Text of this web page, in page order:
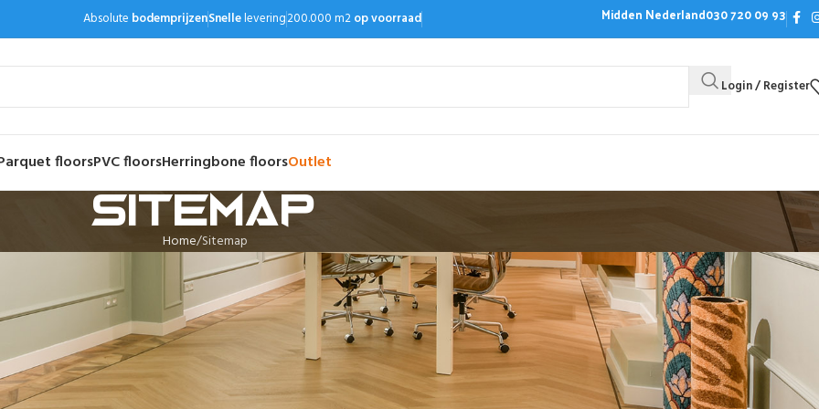
Absolute bodemprijzenSnellelevering200.000 m2op voorraad Midden Nederland030 720 09 93
Login / Register
floorsPVC floorsHerringbone floorsOutlet
Sitemap
Home Sitemap